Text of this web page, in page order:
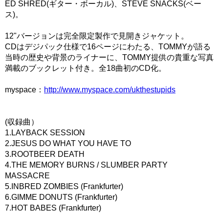
ED SHRED(ギター・ボーカル)、STEVE SNACKS(ベー
ス)。
12"バージョンは完全限定製作で見開きジャケット。
CDはデジパック仕様で16ページにわたる、TOMMYが語る
当時の歴史や背景のライナーに、TOMMY提供の貴重な写真
満載のブックレット付き。全18曲初のCD化。
myspace： http://www.myspace.com/ukthestupids
(収録曲）
1.LAYBACK SESSION
2.JESUS DO WHAT YOU HAVE TO
3.ROOTBEER DEATH
4.THE MEMORY BURNS / SLUMBER PARTY
MASSACRE
5.INBRED ZOMBIES (Frankfurter)
6.GIMME DONUTS (Frankfurter)
7.HOT BABES (Frankfurter)